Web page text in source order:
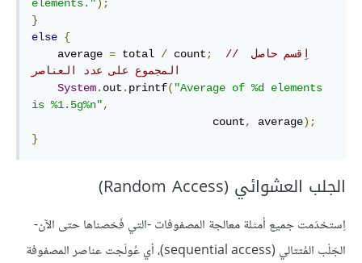
elements." );
}
else {
    average
= total / count;
// اِقسم حاصل
المجموع على عدد العناصر
System. out . printf( "Average of %d elements
is %1.5g%n",
                            count
, average);
}
الجلب العشوائي (Random Access)
اِستخدَمت جميع أمثلة معالجة المصفوفات -التي فَحْصناها حتى الآن-
الجَلْب المُتتالي (sequential access)، أي عُولَجت عناصر المصفوفة